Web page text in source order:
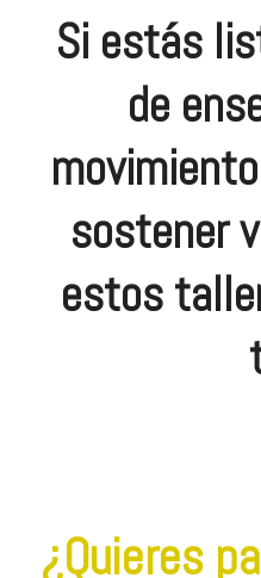
Si estás
de
sostener
estos
¿Quieres